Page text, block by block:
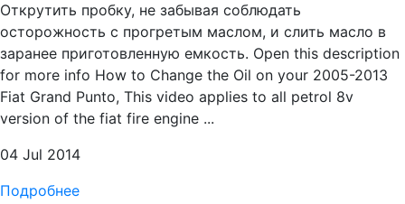
Открутить пробку, не забывая соблюдать
осторожность с прогретым маслом, и слить масло в
заранее приготовленную емкость. Open this description
for more info How to Change the Oil on your 2005-2013
Fiat Grand Punto, This video applies to all petrol 8v
version of the fiat fire engine ...
04 Jul 2014
Подробнее